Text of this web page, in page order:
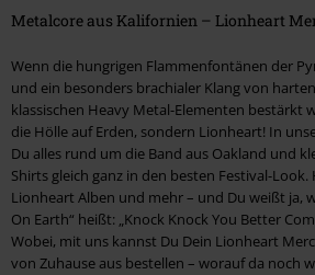
Metalcore aus Kalifornien – Lionheart
Wenn die hungrigen Flammenfontänen der
und ein besonders brachialer Klang von
klassischen Heavy Metal-Elementen bestärkt
die Hölle auf Erden, sondern Lionheart! In
Du alles rund um die Band aus Oakland und
Shirts gleich ganz in den besten Festival-
Lionheart Alben und mehr – und Du weißt ja,
On Earth“ heißt: „Knock Knock You Better
Wobei, mit uns kannst Du Dein Lionheart
von Zuhause aus bestellen – worauf da noch